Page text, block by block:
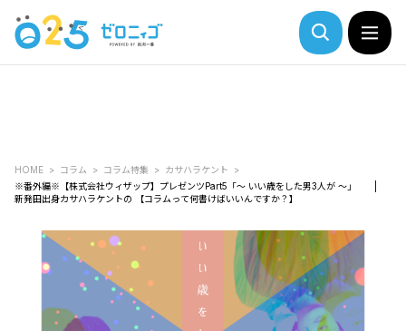
HOME コラム コラム特集
カサハラケント
※番外編※【株式会社ウィザップ】プレゼンツPart5「～ いい歳をした男3人が ～」 |
新発田出身カサハラケントの 【コラムって何書けばいいんですか？】